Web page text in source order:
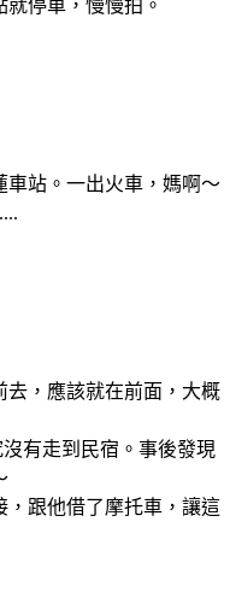
停車，慢慢拍。
車站。一出火車，媽啊～
去，應該就在前面，大概
有走到民宿。事後發現
，跟他借了摩托車，讓這